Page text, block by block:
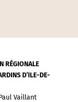
RÉGIONALE
D’ILE-DE-
Vaillant